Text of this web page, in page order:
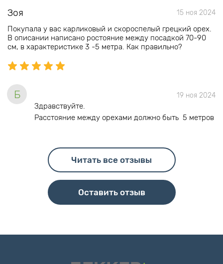
Зоя 15 ноя 2024
Покупала у вас карликовый и скороспелый грецкий орех.
В описании написано ростояние между посадкой 70-90
см, в характеристике 3 -5 метра. Как правильно?
Б 19 ноя 2024
Здравствуйте.
Расстояние между орехами должно быть 5 метров
Читать все отзывы
Оставить отзыв